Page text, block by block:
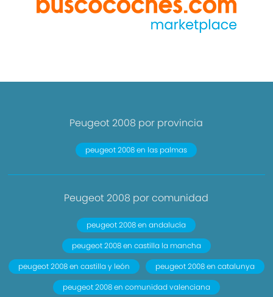
Peugeot 2008 por provincia
peugeot 2008 en las palmas
Peugeot 2008 por comunidad
peugeot 2008 en andalucía
peugeot 2008 en castilla la mancha
peugeot 2008 en castilla y león
peugeot 2008 en catalunya
peugeot 2008 en comunidad valenciana